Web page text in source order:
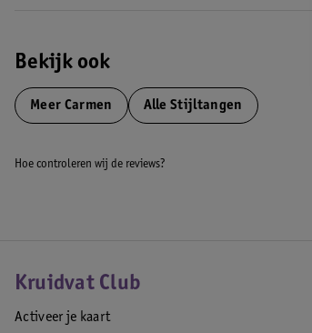
Bekijk ook
Meer Carmen Alle Stijltangen
Hoe controleren wij de reviews?
Kruidvat Club
Activeer je kaart